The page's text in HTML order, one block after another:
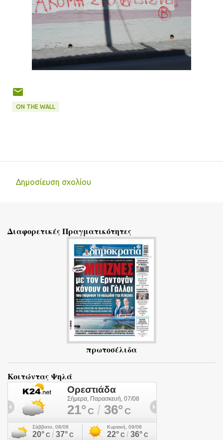
ON THE WALL
λ
Δημοσίευση σχολίου
Διαφορετικές Πραγματικότητες
πρωτοσέλιδα
Κοιτώντας Ψηλά